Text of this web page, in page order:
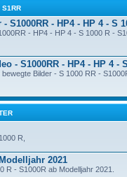
S1RR
S1000RR - HP4 - HP 4 - S
- HP4 - HP 4 - S 1000 R -
- S1000RR - HP4 - HP 4 -
Bilder - S 1000 RR -
R,
2021
R - S1000R ab Modelljahr 2021.